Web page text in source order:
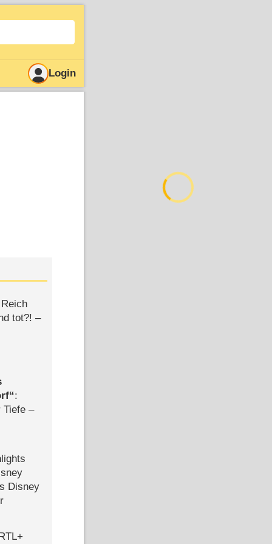
Login
tot?! –
:
Tiefe –
Disney